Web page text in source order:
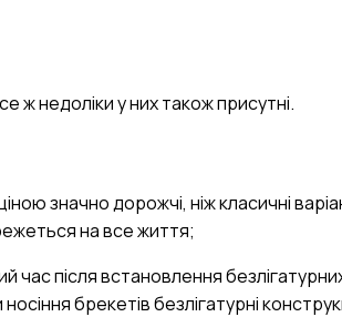
ж недоліки у них також присутні.
значно дорожчі, ніж класичні
на все життя;
після встановлення
брекетів безлігатурні